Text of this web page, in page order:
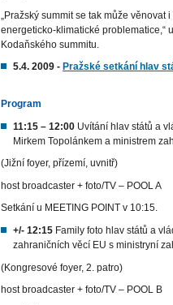
„Pražský summit se tak může
energeticko-klimatické problematice,“
Kodaňského summitu.
5.4. 2009 - Pražské setkání hlav
Program
11:15 – 12:00 Uvítání hlav států a
Mirkem Topolánkem a ministrem
(Jižní foyer, přízemí, uvnitř)
host broadcaster + foto/TV – POOL A
Setkání u MEETING POINT v 10:15.
+/- 12:15 Family foto hlav států a
zahraničních věcí EU s ministryní
(Kongresové foyer, 2. patro)
host broadcaster + foto/TV – POOL B